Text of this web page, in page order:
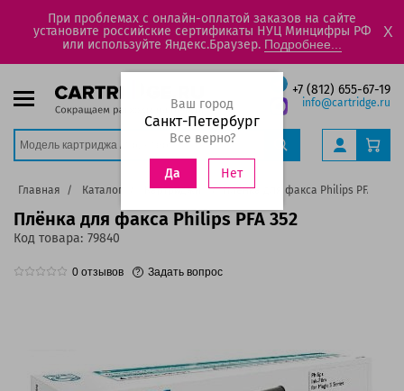
При проблемах с онлайн-оплатой заказов на сайте
установите российские сертификаты НУЦ Минцифры РФ
или используйте Яндекс.Браузер. Подробнее...
X
+7 (812) 655-67-19
info@cartridge.ru
Ваш город
Санкт-Петербург
Все верно?
Да Нет
Главная Каталог Картриджи Плёнка для факса Philips PFA 352
Плёнка для факса Philips PFA 352
Код товара: 79840
0 отзывов Задать вопрос